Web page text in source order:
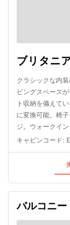
ブリタニ
クラシックな内
ビングスペース
ト収納を備えて
に変換可能。椅
ジ。ウォークイ
キャビンコード:
バルコニー